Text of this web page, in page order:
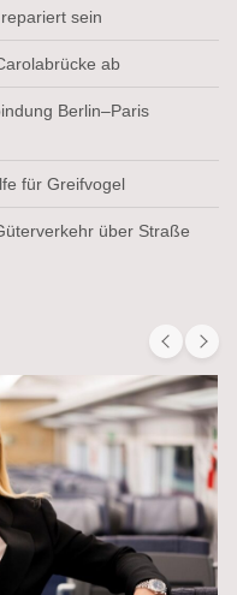
sein
ab
Berlin–Paris
für Greifvogel
über Straße